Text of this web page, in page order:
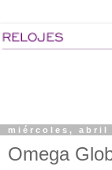
miércoles, abril
Omega